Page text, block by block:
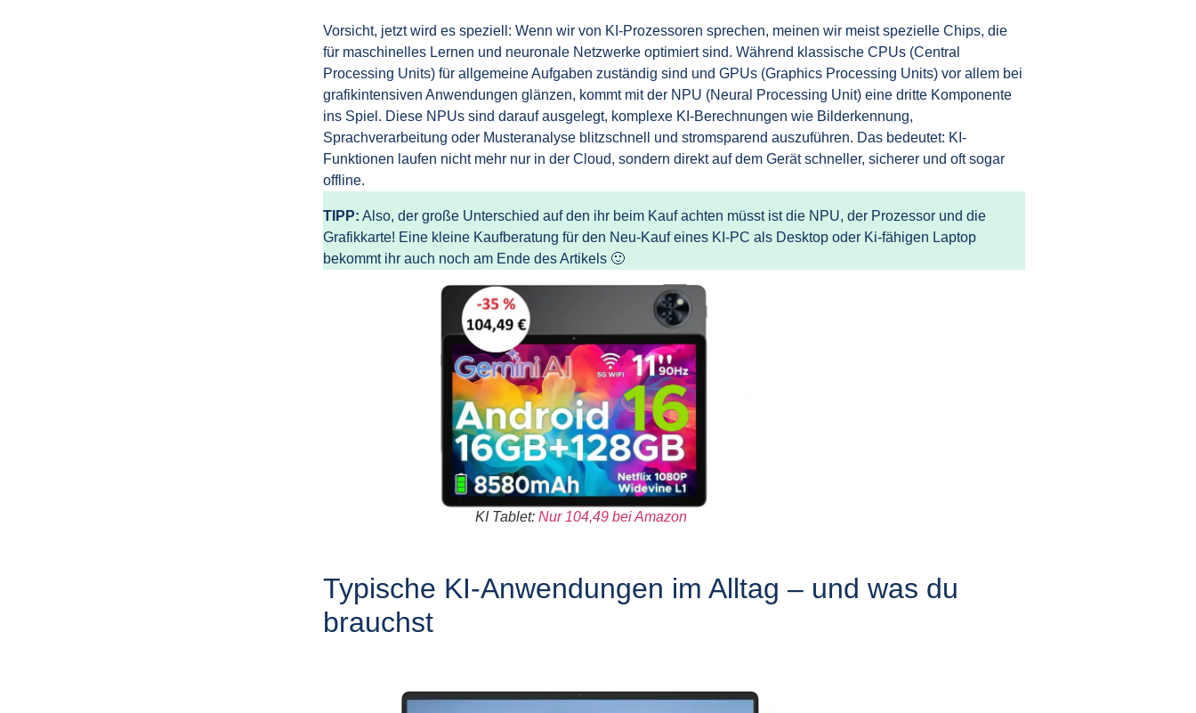
Vorsicht, jetzt wird es speziell: Wenn wir von KI-Prozessoren sprechen, meinen wir meist spezielle Chips, die
für maschinelles Lernen und neuronale Netzwerke optimiert sind. Während klassische CPUs (Central
Processing Units) für allgemeine Aufgaben zuständig sind und GPUs (Graphics Processing Units) vor allem bei
grafikintensiven Anwendungen glänzen, kommt mit der NPU (Neural Processing Unit) eine dritte Komponente
ins Spiel. Diese NPUs sind darauf ausgelegt, komplexe KI-Berechnungen wie Bilderkennung,
Sprachverarbeitung oder Musteranalyse blitzschnell und stromsparend auszuführen. Das bedeutet: KI-
Funktionen laufen nicht mehr nur in der Cloud, sondern direkt auf dem Gerät schneller, sicherer und oft sogar
offline.
TIPP: Also, der große Unterschied auf den ihr beim Kauf achten müsst ist die NPU, der Prozessor und die
Grafikkarte! Eine kleine Kaufberatung für den Neu-Kauf eines KI-PC als Desktop oder Ki-fähigen Laptop
bekommt ihr auch noch am Ende des Artikels 🙂
KI Tablet: Nur 104,49 bei Amazon
Typische KI-Anwendungen im Alltag – und was du
brauchst